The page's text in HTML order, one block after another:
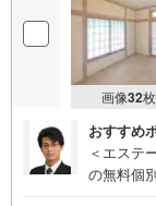
画像32枚
おすすめ
＜エステ
の無料個